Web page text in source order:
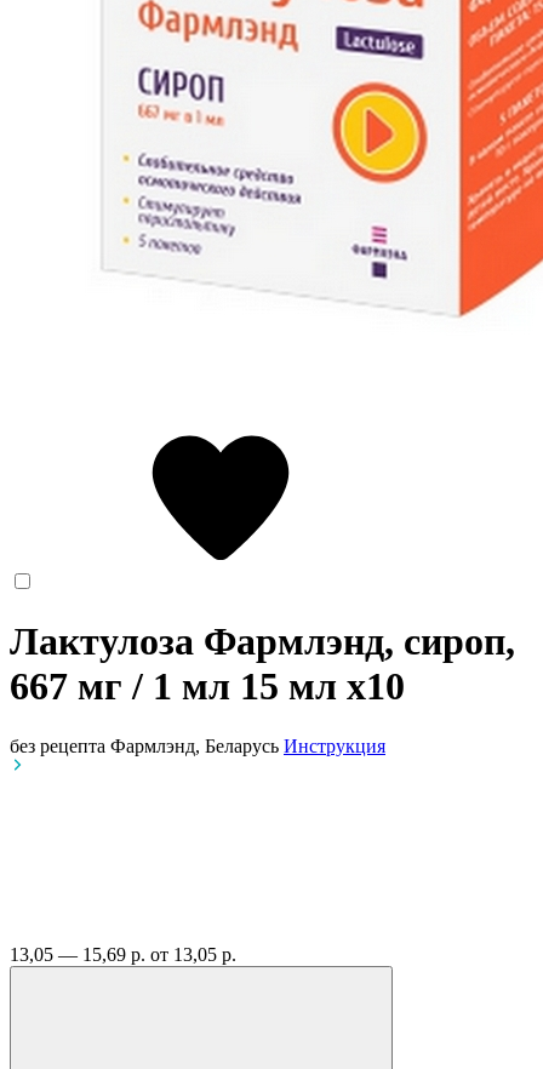
Лактулоза Фармлэнд, сироп,
667 мг / 1 мл 15 мл x10
без рецепта Фармлэнд, Беларусь Инструкция
13,05 — 15,69 р. от 13,05 р.